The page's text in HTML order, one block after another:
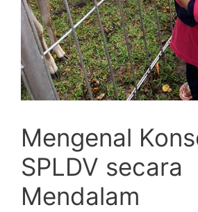
Mengenal
SPLDV secara
Mendalam